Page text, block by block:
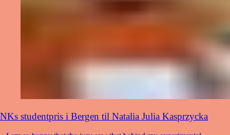
NKs studentpris i Bergen til Natalia Julia Kasprzycka